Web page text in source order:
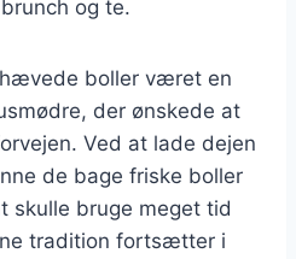
og te.
boller været en
der ønskede at
Ved at lade dejen
de bage friske boller
skulle bruge meget tid
tradition fortsætter i